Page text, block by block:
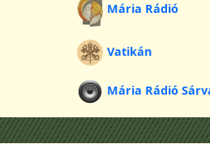
Mária Rádió
Vatikán
Mária Rádió